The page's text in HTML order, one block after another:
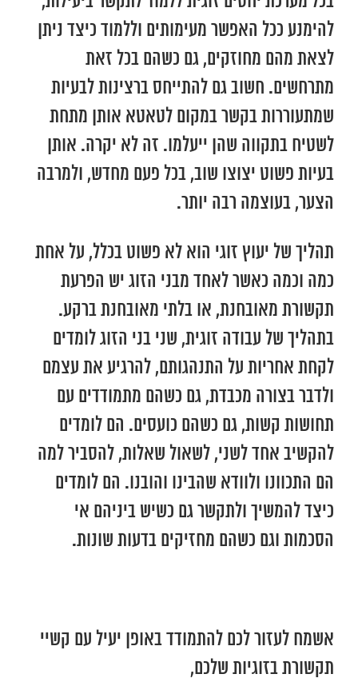
להימנע ככל האפשר מעימותים וללמוד כיצד ניתן
לצאת מהם מחוזקים, גם כשהם בכל זאת
מתרחשים. חשוב גם להתייחס ברצינות לבעיות
שמתעוררות בקשר במקום לטאטא אותן מתחת
לשטיח בתקווה שהן ייעלמו. זה לא יקרה. אותן
בעיות פשוט יצוצו שוב, בכל פעם מחדש, ולמרבה
הצער, בעוצמה רבה יותר.
תהליך של יעוץ זוגי הוא לא פשוט בכלל, על אחת
כמה וכמה כאשר לאחד מבני הזוג יש הפרעת
תקשורת מאובחנת, או בלתי מאובחנת ברקע.
בתהליך של עבודה זוגית, שני בני הזוג לומדים
לקחת אחריות על התנהגותם, להרגיע את עצמם
ולדבר בצורה מכבדת, גם כשהם מתמודדים עם
תחושות קשות, גם כשהם כועסים. הם לומדים
להקשיב אחד לשני, לשאול שאלות, להסביר למה
הם התכוונו ולוודא שהבינו והובנו. הם לומדים
כיצד להמשיך ולתקשר גם כשיש ביניהם אי
הסכמות וגם כשהם מחזיקים בדעות שונות.
אשמח לעזור לכם להתמודד באופן יעיל עם קשיי
תקשורת בזוגיות שלכם,